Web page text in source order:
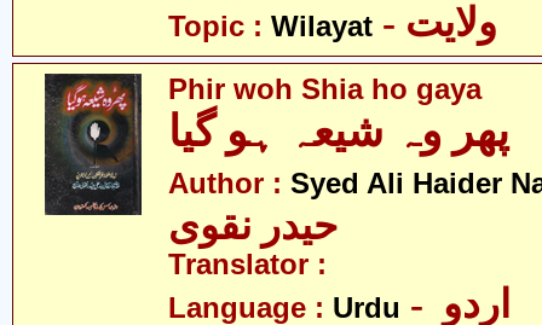
Topic : Wilayat - ولایت
Phir woh Shia ho gaya
Author : Syed Ali Haider
حیدر نقوی
Translator :
Language : Urdu